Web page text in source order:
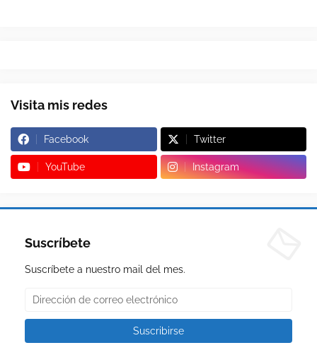
Visita mis redes
Facebook Twitter
YouTube Instagram
Suscríbete
Suscríbete a nuestro mail del mes.